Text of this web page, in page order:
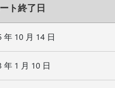
ト終了日
年 10 月 14 日
年 1 月 10 日